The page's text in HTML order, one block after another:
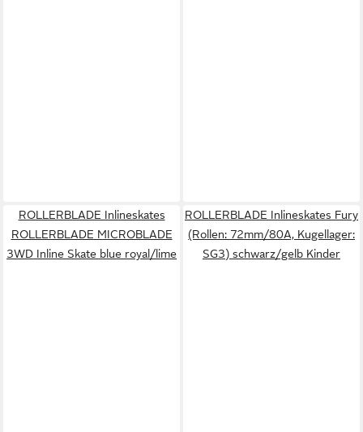
ROLLERBLADE Inlineskates
ROLLERBLADE MICROBLADE
3WD Inline Skate blue royal/lime
ROLLERBLADE Inlineskates Fury
(Rollen: 72mm/80A, Kugellager:
SG3) schwarz/gelb Kinder